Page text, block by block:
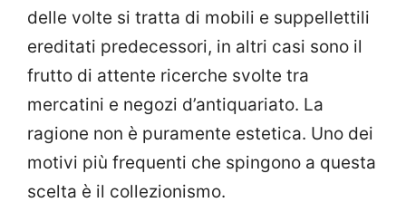
delle volte si tratta di mobili e suppellettili
ereditati predecessori, in altri casi sono il
frutto di attente ricerche svolte tra
mercatini e negozi d’antiquariato. La
ragione non è puramente estetica. Uno dei
motivi più frequenti che spingono a questa
scelta è il collezionismo.